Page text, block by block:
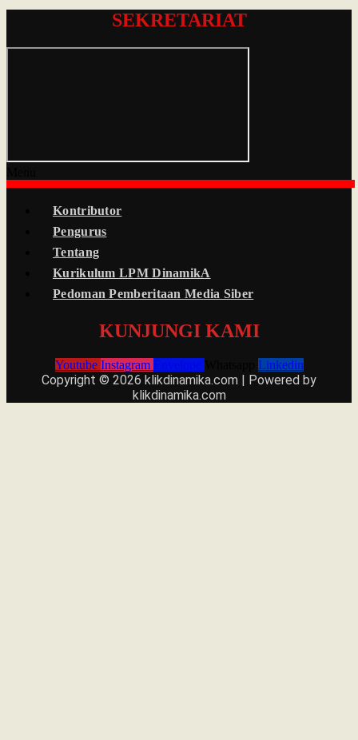
SEKRETARIAT
Kontributor
Pengurus
Tentang
Kurikulum LPM DinamikA
Pedoman Pemberitaan Media Siber
KUNJUNGI KAMI
Youtube Instagram Linkedin
Copyright © 2026 klikdinamika.com | Powered by
klikdinamika.com